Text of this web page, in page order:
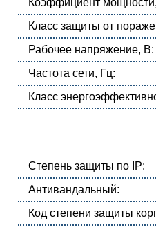
Коэффициент
Класс защиты от
Рабочее напряжение, В:
Частота сети, Гц:
Класс
Степень защиты по IP:
Антивандальный:
Код степени защиты